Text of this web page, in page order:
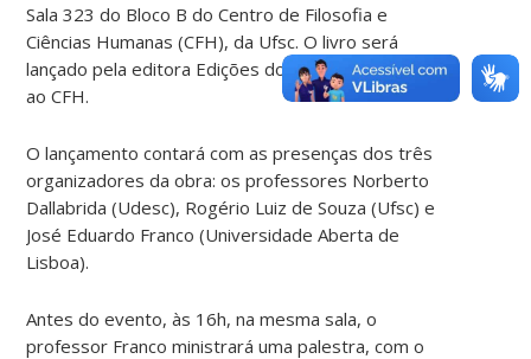
Sala 323 do Bloco B do Centro de Filosofia e
Ciências Humanas (CFH), da Ufsc. O livro será
lançado pela editora Edições do Bosque, vinculada
ao CFH.
O lançamento contará com as presenças dos três
organizadores da obra: os professores Norberto
Dallabrida (Udesc), Rogério Luiz de Souza (Ufsc) e
José Eduardo Franco (Universidade Aberta de
Lisboa).
Antes do evento, às 16h, na mesma sala, o
professor Franco ministrará uma palestra, com o